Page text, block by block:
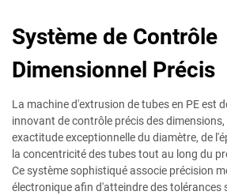
Système de Contrôle
Dimensionnel Précis
La machine d'extrusion de tubes en PE est
innovant de contrôle précis des
exactitude exceptionnelle du diamètre, de
la concentricité des tubes tout au long du
Ce système sophistiqué associe précision
électronique afin d'atteindre des tolérances